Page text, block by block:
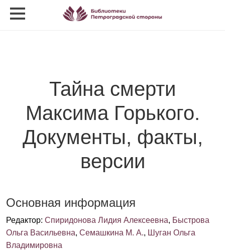
Тайна смерти
Максима Горького.
Документы, факты,
версии
Основная информация
Редактор: Спиридонова Лидия Алексеевна, Быстрова
Ольга Васильевна, Семашкина М. А., Шуган Ольга
Владимировна